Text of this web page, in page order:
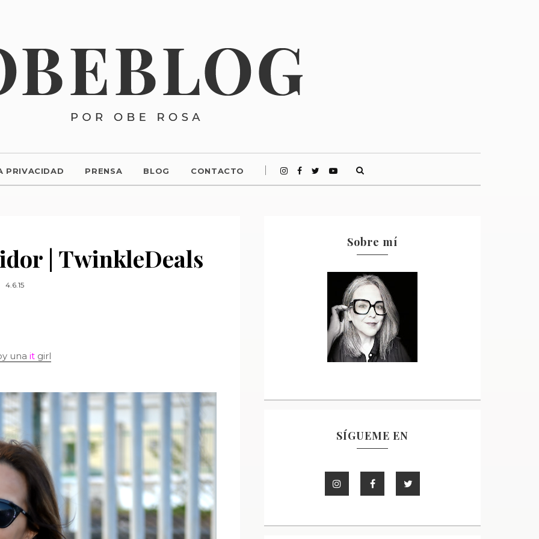
PRIVACIDAD PRENSA BLOG CONTACTO
| TwinkleDeals
4.6.15
una it girl
Sobre mí
SÍGUEME EN